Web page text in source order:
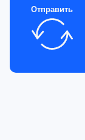
Отправить